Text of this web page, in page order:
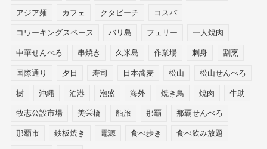
アジア麺 カフェ クタビーチ コスパ
コワーキングスペース バリ島 フェリー 一人焼肉
中華せんべろ 串焼き 久米島 作業場 刺身 割烹
国際通り 夕日 寿司 日本蕎麦 松山 松山せんべろ
樹 沖縄 泊港 泡盛 海外 焼き鳥 焼肉 牛助
牧志公設市場 美栄橋 船旅 那覇 那覇せんべろ
那覇市 鉄板焼き 電源 食べ歩き 食べ飲み放題